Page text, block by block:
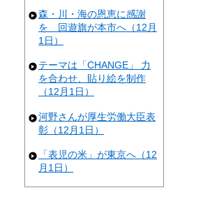
森・川・海の恩恵に感謝
を 回遊旗が本市へ（12月
1日）
テーマは「CHANGE」 力
を合わせ、貼り絵を制作
（12月1日）
河野さんが厚生労働大臣表
彰（12月1日）
「表児の米」が東京へ（12
月1日）